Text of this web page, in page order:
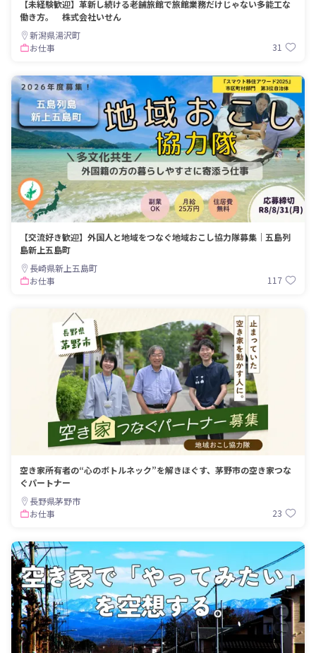
【未経験歓迎】革新し続ける老舗旅館で旅館業務だけじゃない多能工な
働き方。 株式会社いせん
新潟県湯沢町
お仕事
31
【交流好き歓迎】外国人と地域をつなぐ地域おこし協力隊募集｜五島列
島新上五島町
長崎県新上五島町
お仕事
117
空き家所有者の“心のボトルネック”を解きほぐす、茅野市の空き家つな
ぐパートナー
長野県茅野市
お仕事
23